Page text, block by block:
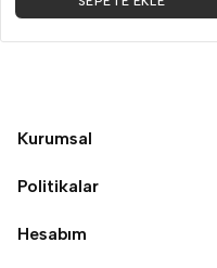
Kurumsal
Politikalar
Hesabım